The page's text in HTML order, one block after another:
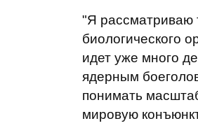
"Я рассматриваю
биологического
идет уже много
ядерным
понимать
мировую